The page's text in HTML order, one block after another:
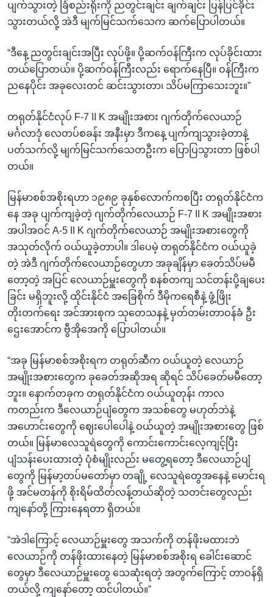
ပျက်သွားတဲ့ ခြံစည်းရိုးကို ညတွင်းချင်း ချက်ချင်း ပြန်ပြင်ခိုင်း
သွားတယ်လို့ အဲဒီ မျက်မြင်သက်သေက ဆက်ပြောပါတယ်။
“ဒီနေ့ ညတွင်းချင်းအပြီး လုပ်ဖို့။ ပို့ဆက်ဝန်ကြီးက လုပ်ခိုင်းထား
တယ်ပြောတယ်။ ပို့ဆက်ဝန်ကြီးလည်း ရောက်နေပြီ။ ဝန်ကြီးက
ညနေပိုင်း အခုလေးတင် ဆင်းသွားတာ၊ သိပ်မကြာသေးဘူး။”
တရုတ်နိုင်ငံလုပ် F-7 II K အမျိုးအစား ဂျက်တိုက်လေယာဉ်
မင်္ဂလာဒုံ လေတပ်စခန်း အနီးမှာ ဒီကနေ့ ပျက်ကျသွားခဲ့တာနဲ့
ပတ်သက်လို့ မျက်မြင်သက်သေတဦးက ပြောပြသွားတာ ဖြစ်ပါ
တယ်။
မြန်မာစစ်အစိုးရဟာ ၁၉၈၉ ခုနှစ်လောက်ကစပြီး တရုတ်နိုင်ငံက
နေ အခု ပျက်ကျခဲ့တဲ့ ဂျက်တိုက်လေယာဉ် F-7 II K အမျိုးအစား
အပါအဝင် A-5 II K ဂျက်တိုက်လေယာဉ် အမျိုးအစားတွေကို
အသုတ်လိုက် ဝယ်ယူခဲ့တာပါ။ ဒါပေမဲ့ တရုတ်နိုင်ငံက ဝယ်ယူခဲ့
တဲ့ အဲဒီ ဂျက်တိုက်လေယာဉ်တွေဟာ အခုချိန်မှာ ခေတ်သိပ်မမီ
တော့တဲ့ အပြင် လေယာဉ်မှူးတွေကို စနစ်တကျ သင်တန်းပို့ချပေး
ခြင်း မရှိဘူးလို့ ထိုင်းနိုင်ငံ အခြေစိုက် ဒီမိုကရေစီနဲ့ ဖွံ့ဖြိုး
တိုးတက်ရေး အင်အားစုက သုတေသနနဲ့ မှတ်တမ်းတာဝန်ခံ ဦး
ဌေးအောင်က ဗွီအိုအေကို ပြောပါတယ်။
“အခု မြန်မာစစ်အစိုးရက တရုတ်ဆီက ဝယ်ယူတဲ့ လေယာဉ်
အမျိုးအစားတွေက ခုခေတ်အဆိုအရ ဆိုရင် သိပ်ခေတ်မမီတော့
ဘူး။ နောက်တခုက တရုတ်နိုင်ငံက ဝယ်ယူတုန်း ကာလ
ကတည်းက ဒီလေယာဉ်ပျံတွေက အသစ်တွေ မဟုတ်ဘဲနဲ့
အဟောင်းတွေကို ဈေးပေါပေါနဲ့ ဝယ်ယူတဲ့ အမျိုးအစားတွေ ဖြစ်
တယ်။ မြန်မာလေသူရဲတွေကို ကောင်းကောင်းလေ့ကျင့်ပြီး
ပျံသန်းပေးထားတဲ့ ပုံစံမျိုးလည်း မတွေ့ရတော့ ဒီလေယာဉ်ပျံ
တွေကို မြန်မာ့တပ်မတော်မှာ တချို့ လေသူရဲတွေအနေနဲ့ မောင်းရ
ဖို့ အင်မတန်ကို စိုးရိမ်ထိတ်လန့်တယ်ဆိုတဲ့ သတင်းတွေလည်း
ကျနော်တို့ ကြားနေရတာ ရှိတယ်။
“အဲဒါကြောင့် လေယာဉ်မှူးတွေ အသက်ကို တန်ဖိုးမထားဘဲ
လေယာဉ်ကို တန်ဖိုးထားနေတဲ့ မြန်မာစစ်အစိုးရ ခေါင်းဆောင်
တွေမှာ ဒီလေယာဉ်မှူးတွေ သေဆုံးရတဲ့ အတွက်ကြောင့် တာဝန်ရှိ
တယ်လို့ ကျနော်တော့ ထင်ပါတယ်။”